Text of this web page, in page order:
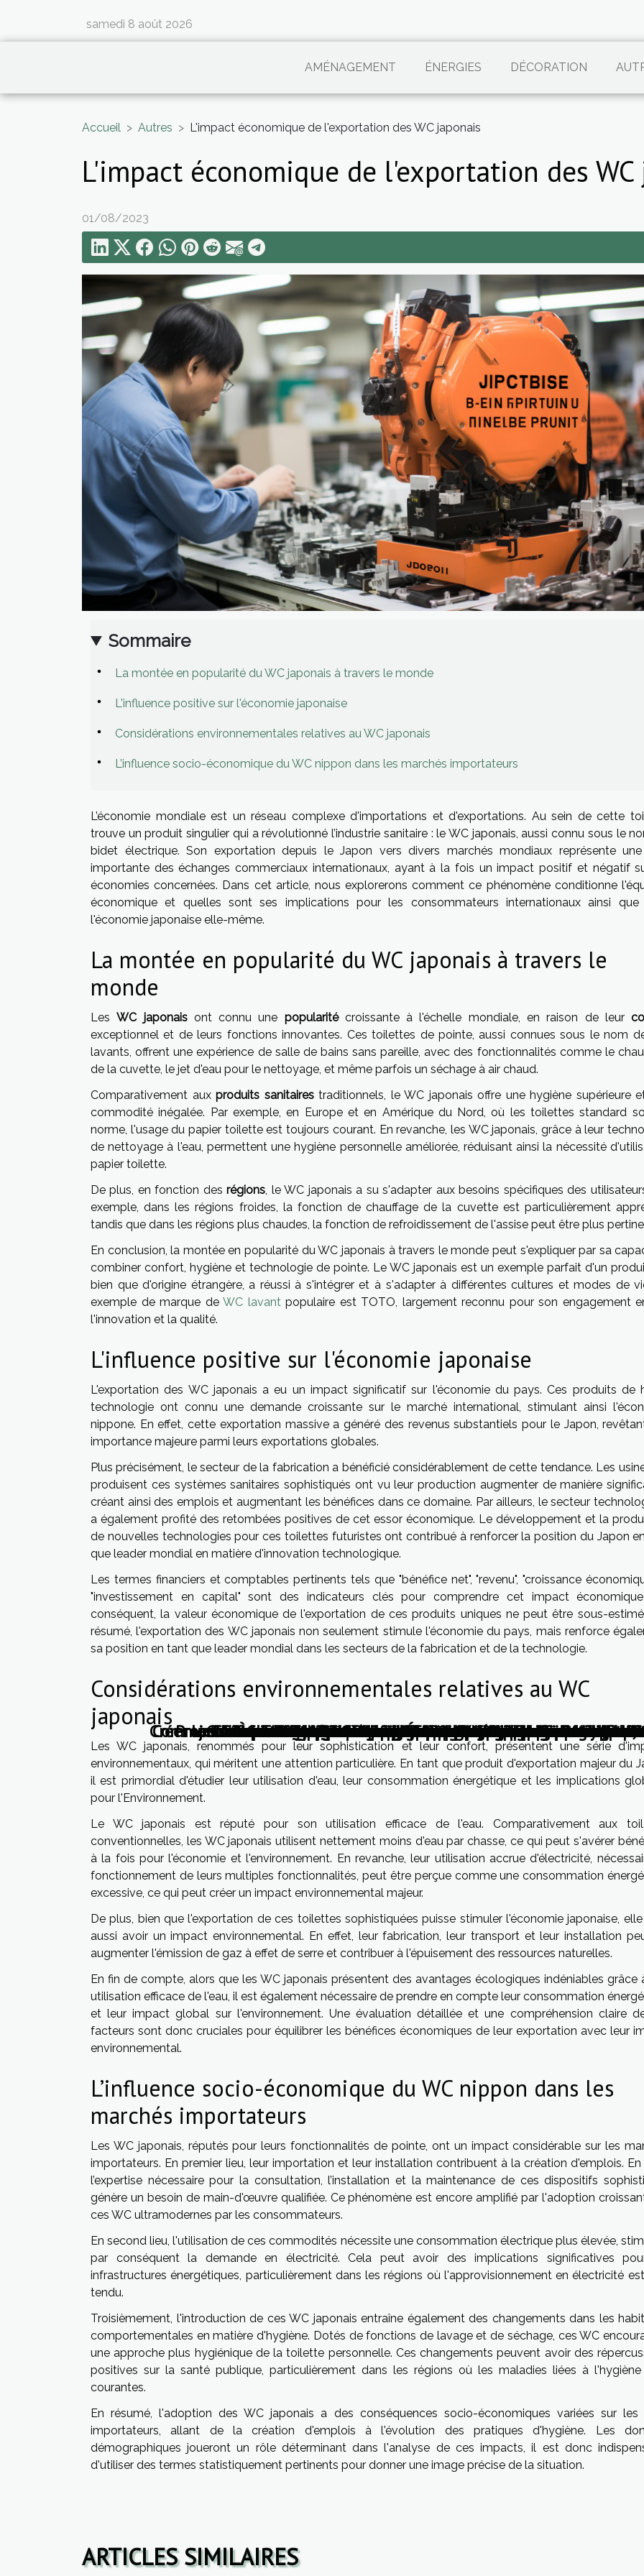
samedi 8 août 2026
AMÉNAGEMENT ÉNERGIES DÉCORATION
Accueil Autres L'impact économique de l'exportation des WC japonais
L'impact économique de l'exportation des WC
01/08/2023
Sommaire
La montée en popularité du WC japonais à travers le monde
L'influence positive sur l'économie japonaise
Considérations environnementales relatives au WC japonais
L’influence socio-économique du WC nippon dans les marchés importateurs
L’économie mondiale est un réseau complexe d'importations et d'exportations. Au sein de cette
trouve un produit singulier qui a révolutionné l’industrie sanitaire : le WC japonais, aussi connu sous le
bidet électrique. Son exportation depuis le Japon vers divers marchés mondiaux représente
importante des échanges commerciaux internationaux, ayant à la fois un impact positif et négatif
économies concernées. Dans cet article, nous explorerons comment ce phénomène conditionne
économique et quelles sont ses implications pour les consommateurs internationaux ainsi que
l'économie japonaise elle-même.
La montée en popularité du WC japonais à travers le
monde
LesWC japonaisont connu une popularitécroissante à l'échelle mondiale, en raison de leur
exceptionnel et de leurs fonctions innovantes. Ces toilettes de pointe, aussi connues sous le nom
lavants, offrent une expérience de salle de bains sans pareille, avec des fonctionnalités comme le
de la cuvette, le jet d'eau pour le nettoyage, et même parfois un séchage à air chaud.
Comparativement auxproduits sanitairestraditionnels, le WC japonais offre une hygiène supérieure
commodité inégalée. Par exemple, en Europe et en Amérique du Nord, où les toilettes standard
norme, l'usage du papier toilette est toujours courant. En revanche, les WC japonais, grâce à leur
de nettoyage à l'eau, permettent une hygiène personnelle améliorée, réduisant ainsi la nécessité
papier toilette.
De plus, en fonction desrégions, le WC japonais a su s'adapter aux besoins spécifiques des
exemple, dans les régions froides, la fonction de chauffage de la cuvette est particulièrement
tandis que dans les régions plus chaudes, la fonction de refroidissement de l'assise peut être plus
En conclusion, la montée en popularité du WC japonais à travers le monde peut s'expliquer par sa
combiner confort, hygiène et technologie de pointe. Le WC japonais est un exemple parfait d'un
bien que d'origine étrangère, a réussi à s'intégrer et à s'adapter à différentes cultures et modes de
exemple de marque de WC lavantpopulaire est TOTO, largement reconnu pour son engagement
l'innovation et la qualité.
L'influence positive sur l'économie japonaise
L'exportation des WC japonais a eu un impact significatif sur l'économie du pays. Ces produits de
technologie ont connu une demande croissante sur le marché international, stimulant ainsi
nippone. En effet, cette exportation massive a généré des revenus substantiels pour le Japon,
importance majeure parmi leurs exportations globales.
Plus précisément, le secteur de la fabrication a bénéficié considérablement de cette tendance. Les
produisent ces systèmes sanitaires sophistiqués ont vu leur production augmenter de manière
créant ainsi des emplois et augmentant les bénéfices dans ce domaine. Par ailleurs, le secteur
a également profité des retombées positives de cet essor économique. Le développement et la
de nouvelles technologies pour ces toilettes futuristes ont contribué à renforcer la position du Japon
que leader mondial en matière d'innovation technologique.
Les termes financiers et comptables pertinents tels que "bénéfice net", "revenu", "croissance
"investissement en capital" sont des indicateurs clés pour comprendre cet impact
conséquent, la valeur économique de l'exportation de ces produits uniques ne peut être sous-
résumé, l'exportation des WC japonais non seulement stimule l'économie du pays, mais renforce
sa position en tant que leader mondial dans les secteurs de la fabrication et de la technologie.
Considérations environnementales relatives au WC
japonais
Les WC japonais, renommés pour leur sophistication et leur confort, présentent une série
environnementaux, qui méritent une attention particulière. En tant que produit d'exportation majeur du
il est primordial d'étudier leur utilisation d'eau, leur consommation énergétique et les implications
pour l'Environnement.
Le WC japonais est réputé pour son utilisation efficace de l'eau. Comparativement aux
conventionnelles, les WC japonais utilisent nettement moins d'eau par chasse, ce qui peut s'avérer
à la fois pour l'économie et l'environnement. En revanche, leur utilisation accrue d'électricité,
fonctionnement de leurs multiples fonctionnalités, peut être perçue comme une consommation
excessive, ce qui peut créer un impact environnemental majeur.
De plus, bien que l'exportation de ces toilettes sophistiquées puisse stimuler l'économie japonaise,
aussi avoir un impact environnemental. En effet, leur fabrication, leur transport et leur installation
augmenter l'émission de gaz à effet de serre et contribuer à l'épuisement des ressources naturelles.
En fin de compte, alors que les WC japonais présentent des avantages écologiques indéniables grâce
utilisation efficace de l'eau, il est également nécessaire de prendre en compte leur consommation
et leur impact global sur l'environnement. Une évaluation détaillée et une compréhension claire
facteurs sont donc cruciales pour équilibrer les bénéfices économiques de leur exportation avec leur
environnemental.
L’influence socio-économique du WC nippon dans les
marchés importateurs
Les WC japonais, réputés pour leurs fonctionnalités de pointe, ont un impact considérable sur les
importateurs. En premier lieu, leur importation et leur installation contribuent à la création d'emplois. En
l’expertise nécessaire pour la consultation, l’installation et la maintenance de ces dispositifs
génère un besoin de main-d'œuvre qualifiée. Ce phénomène est encore amplifié par l'adoption
ces WC ultramodernes par les consommateurs.
En second lieu, l'utilisation de ces commodités nécessite une consommation électrique plus élevée,
par conséquent la demande en électricité. Cela peut avoir des implications significatives
infrastructures énergétiques, particulièrement dans les régions où l'approvisionnement en électricité
tendu.
Troisièmement, l'introduction de ces WC japonais entraîne également des changements dans les
comportementales en matière d'hygiène. Dotés de fonctions de lavage et de séchage, ces WC
une approche plus hygiénique de la toilette personnelle. Ces changements peuvent avoir des
positives sur la santé publique, particulièrement dans les régions où les maladies liées à
courantes.
En résumé, l'adoption des WC japonais a des conséquences socio-économiques variées sur les
importateurs, allant de la création d'emplois à l'évolution des pratiques d'hygiène. Les
démographiques joueront un rôle déterminant dans l'analyse de ces impacts, il est donc
d'utiliser des termes statistiquement pertinents pour donner une image précise de la situation.
ARTICLES SIMILAIRES
Les cultures qui ont popularisé la gaze de coton à
Thermoflux : une innovation belge qui fait rayonner
Quels sont les différents types de lampes
Comment choisir et installer des volets et fenêtres pour une
Terrasse en bois composite : quels sont ses
Les avantages économiques de l'externalisation des
L'importance des entreprises photovoltaïques pour
L'agence du Moulin et son impact sur l'emploi
Les défis de l'exploitation forestière pour la production de
Faire face à la pénurie de logements : solutions
L'innovation technologique dans le débouchage des
Comment choisir le meilleur tapis extérieur sur mesure
Pourquoi avoir un porte-manteau dans son
L'évolution et les avantages de l'énergie solaire à
Quelle pergola bioclimatique pour son
Comment s'y prendre pour obtenir une magnifique maison,
Comment les rideaux occultants peuvent vous aider à
Projets de construction : Pourquoi choisir l’entreprise Batibal de
Choix de matelas : les astuces pour prendre un
Rénovation énergétique : 4 étapes pour réussir
Éclairage personnalisé
Créer un cadre de vie apaisant : comment parfaire une nouvelle
Comment bien choisir sa lingerie de lit ?
À partir de quel âge un enfant peut-il dormir dans un
Comment rénover une maison ancienne ? Rénovation